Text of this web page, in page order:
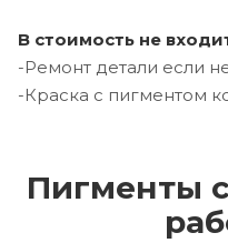
В стоимость не
-Ремонт детали если
-Краска с пигментом
Пигменты